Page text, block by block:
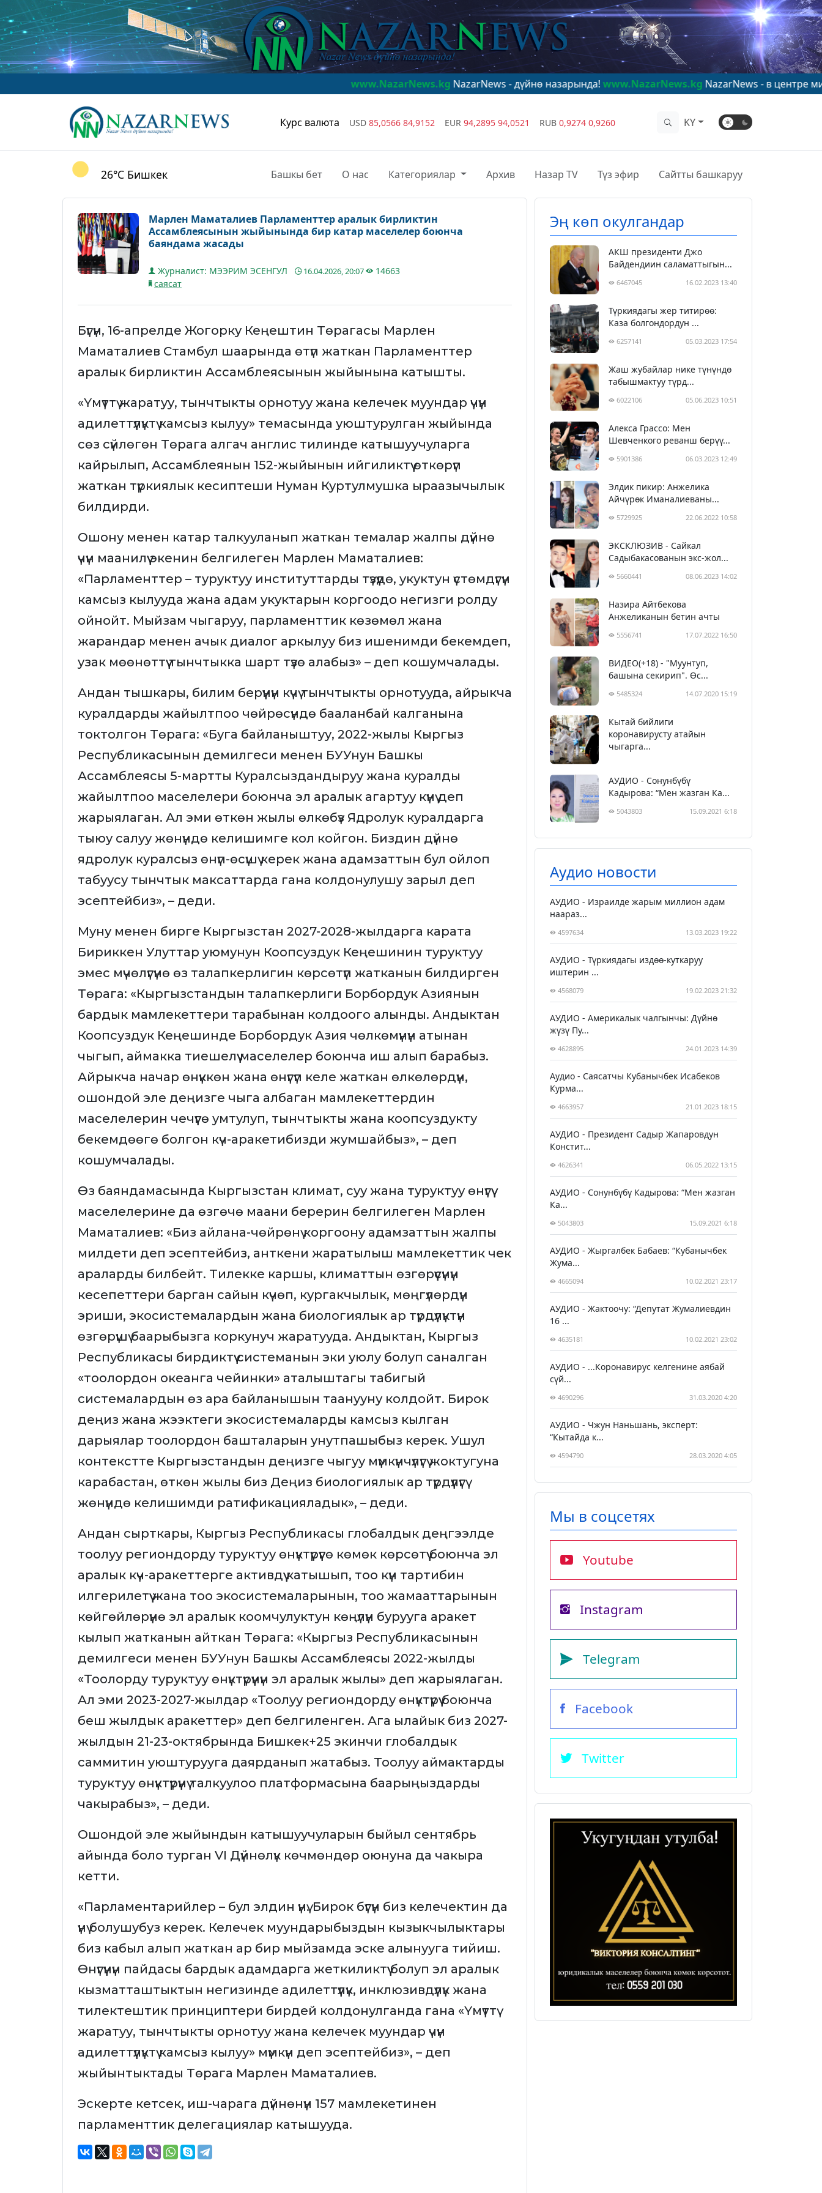
www.NazarNews.kgNazarNews - дүйнө назарында!www.NazarNews.kgNazarNews - в центре мирового
Курс валюта USD 85,0566 84,9152 EUR 94,2895 94,0521 RUB 0,9274 0,9260 KY
26°C Бишкек Башкы бет О нас Категориялар Архив Назар TV Түз эфир Сайтты башкаруу
Марлен Маматалиев Парламенттер аралык бирликтин
Ассамблеясынын жыйынында бир катар маселелер боюнча
баяндама жасады
Журналист: МЭЭРИМ ЭСЕНГУЛ 16.04.2026, 20:07
14663
саясат
Бүгүн, 16-апрелде Жогорку Кеңештин Төрагасы Марлен
Маматалиев Стамбул шаарында өтүп жаткан Парламенттер
аралык бирликтин Ассамблеясынын жыйынына катышты.
«Үмүттү жаратуу, тынчтыкты орнотуу жана келечек муундар үчүн
адилеттүүлүктү камсыз кылуу» темасында уюштурулган жыйында
сөз сүйлөгөн Төрага алгач англис тилинде катышуучуларга
кайрылып, Ассамблеянын 152-жыйынын ийгиликтүү өткөрүп
жаткан түркиялык кесиптеши Нуман Куртулмушка ыраазычылык
билдирди.
Ошону менен катар талкууланып жаткан темалар жалпы дүйнө
үчүн маанилүү экенин белгилеген Марлен Маматалиев:
«Парламенттер – туруктуу институттарды түзүүдө, укуктун үстөмдүгүн
камсыз кылууда жана адам укуктарын коргоодо негизги ролду
ойнойт. Мыйзам чыгаруу, парламенттик көзөмөл жана
жарандар менен ачык диалог аркылуу биз ишенимди бекемдеп,
узак мөөнөттүү тынчтыкка шарт түзө алабыз» – деп кошумчалады.
Андан тышкары, билим берүүнүн күчү тынчтыкты орнотууда, айрыкча
куралдарды жайылтпоо чөйрөсүндө бааланбай калганына
токтолгон Төрага: «Буга байланыштуу, 2022-жылы Кыргыз
Республикасынын демилгеси менен БУУнун Башкы
Ассамблеясы 5-мартты Куралсыздандыруу жана куралды
жайылтпоо маселелери боюнча эл аралык агартуу күнү деп
жарыялаган. Ал эми өткөн жылы өлкөбүз Ядролук куралдарга
тыюу салуу жөнүндө келишимге кол койгон. Биздин дүйнө
ядролук куралсыз өнүп-өсүшү керек жана адамзаттын бул ойлоп
табуусу тынчтык максаттарда гана колдонулушу зарыл деп
эсептейбиз», – деди.
Муну менен бирге Кыргызстан 2027-2028-жылдарга карата
Бириккен Улуттар уюмунун Коопсуздук Кеңешинин туруктуу
эмес мүчөлүгүнө өз талапкерлигин көрсөтүп жатканын билдирген
Төрага: «Кыргызстандын талапкерлиги Борбордук Азиянын
бардык мамлекеттери тарабынан колдоого алынды. Андыктан
Коопсуздук Кеңешинде Борбордук Азия чөлкөмүнүн атынан
чыгып, аймакка тиешелүү маселелер боюнча иш алып барабыз.
Айрыкча начар өнүккөн жана өнүгүп келе жаткан өлкөлөрдүн,
ошондой эле деңизге чыга албаган мамлекеттердин
маселелерин чечүүгө умтулуп, тынчтыкты жана коопсуздукту
бекемдөөгө болгон күч-аракетибизди жумшайбыз», – деп
кошумчалады.
Өз баяндамасында Кыргызстан климат, суу жана туруктуу өнүгүү
маселелерине да өзгөчө маани берерин белгилеген Марлен
Маматалиев: «Биз айлана-чөйрөнү коргоону адамзаттын жалпы
милдети деп эсептейбиз, анткени жаратылыш мамлекеттик чек
араларды билбейт. Тилекке каршы, климаттын өзгөрүүсүнүн
кесепеттери барган сайын күчөп, кургакчылык, мөңгүлөрдүн
эриши, экосистемалардын жана биологиялык ар түрдүүлүктүн
өзгөрүшү баарыбызга коркунуч жаратууда. Андыктан, Кыргыз
Республикасы бирдиктүү системанын эки уюлу болуп саналган
«тоолордон океанга чейинки» аталыштагы табигый
системалардын өз ара байланышын таанууну колдойт. Бирок
деңиз жана жээктеги экосистемаларды камсыз кылган
дарыялар тоолордон башталарын унутпашыбыз керек. Ушул
контекстте Кыргызстандын деңизге чыгуу мүмкүнчүлүгү жоктугуна
карабастан, өткөн жылы биз Деңиз биологиялык ар түрдүүлүгү
жөнүндө келишимди ратификацияладык», – деди.
Андан сырткары, Кыргыз Республикасы глобалдык деңгээлде
тоолуу региондорду туруктуу өнүктүрүүгө көмөк көрсөтүү боюнча эл
аралык күч-аракеттерге активдүү катышып, тоо күн тартибин
илгерилетүү жана тоо экосистемаларынын, тоо жамааттарынын
көйгөйлөрүнө эл аралык коомчулуктун көңүлүн бурууга аракет
кылып жатканын айткан Төрага: «Кыргыз Республикасынын
демилгеси менен БУУнун Башкы Ассамблеясы 2022-жылды
«Тоолорду туруктуу өнүктүрүүнүн эл аралык жылы» деп жарыялаган.
Ал эми 2023-2027-жылдар «Тоолуу региондорду өнүктүрүү боюнча
беш жылдык аракеттер» деп белгиленген. Ага ылайык биз 2027-
жылдын 21-23-октябрында Бишкек+25 экинчи глобалдык
саммитин уюштурууга даярданып жатабыз. Тоолуу аймактарды
туруктуу өнүктүрүүнү талкуулоо платформасына баарыңыздарды
чакырабыз», – деди.
Ошондой эле жыйындын катышуучуларын быйыл сентябрь
айында боло турган VI Дүйнөлүк көчмөндөр оюнуна да чакыра
кетти.
«Парламентарийлер – бул элдин үнү. Бирок бүгүн биз келечектин да
үнү болушубуз керек. Келечек муундарыбыздын кызыкчылыктары
биз кабыл алып жаткан ар бир мыйзамда эске алынууга тийиш.
Өнүгүүнүн пайдасы бардык адамдарга жеткиликтүү болуп эл аралык
кызматташтыктын негизинде адилеттүүлүк, инклюзивдүүлүк жана
тилектештик принциптери бирдей колдонулганда гана «Үмүттү
жаратуу, тынчтыкты орнотуу жана келечек муундар үчүн
адилеттүүлүктү камсыз кылуу» мүмкүн деп эсептейбиз», – деп
жыйынтыктады Төрага Марлен Маматалиев.
Эскерте кетсек, иш-чарага дүйнөнүн 157 мамлекетинен
парламенттик делегациялар катышууда.
Эң көп окулгандар
АКШ президенти Джо
Байдендиин саламаттыгын...
6467045 16.02.2023 13:40
Түркиядагы жер титирөө:
Каза болгондордун ...
6257141 05.03.2023 17:54
Жаш жубайлар нике түнүндө
табышмактуу түрд...
6022106 05.06.2023 10:51
Алекса Грассо: Мен
Шевченкого реванш берүү...
5901386 06.03.2023 12:49
Элдик пикир: Анжелика
Айчүрөк Иманалиеваны...
5729925 22.06.2022 10:58
ЭКСКЛЮЗИВ - Сайкал
Садыбакасованын экс-жол...
5660441 08.06.2023 14:02
Назира Айтбекова
Анжеликанын бетин ачты
5556741 17.07.2022 16:50
ВИДЕО(+18) - "Муунтуп,
башына секирип". Өс...
5485324 14.07.2020 15:19
Кытай бийлиги
коронавирусту атайын
чыгарга...
АУДИО - Сонунбүбү
Кадырова: “Мен жазган Ка...
5043803 15.09.2021 6:18
Аудио новости
АУДИО - Израилде жарым миллион адам
наараз...
4597634 13.03.2023 19:22
АУДИО - Түркиядагы издөө-куткаруу
иштерин ...
4568079 19.02.2023 21:32
АУДИО - Америкалык чалгынчы: Дүйнө
жүзү Пу...
4628895 24.01.2023 14:39
Аудио - Саясатчы Кубанычбек Исабеков
Курма...
4663957 21.01.2023 18:15
АУДИО - Президент Садыр Жапаровдун
Констит...
4626341 06.05.2022 13:15
АУДИО - Сонунбүбү Кадырова: “Мен жазган
Ка...
5043803 15.09.2021 6:18
АУДИО - Жыргалбек Бабаев: “Кубанычбек
Жума...
4665094 10.02.2021 23:17
АУДИО - Жактоочу: “Депутат Жумалиевдин
16 ...
4635181 10.02.2021 23:02
АУДИО - ...Коронавирус келгенине аябай
сүй...
4690296 31.03.2020 4:20
АУДИО - Чжун Наньшань, эксперт:
“Кытайда к...
4594790 28.03.2020 4:05
Мы в соцсетях
Youtube
Instagram
Telegram
Facebook
Twitter